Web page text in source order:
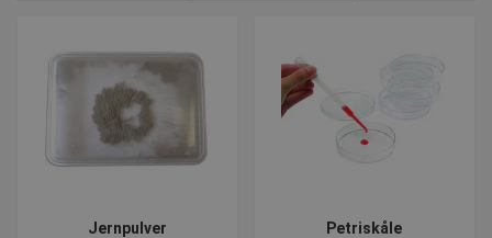
Jernpulver
Petriskåle